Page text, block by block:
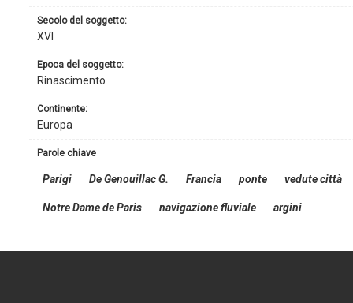
continente:
Europa
secolo del soggetto:
XVI
epoca del soggetto:
Rinascimento
parole chiave
Parigi De Genouillac G. Francia ponte vedute città
Notre Dame de Paris navigazione fluviale argini